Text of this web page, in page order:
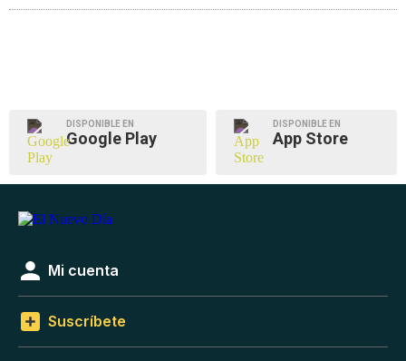
DISPONIBLE EN
Google Play
DISPONIBLE EN
App Store
Mi cuenta
Suscríbete